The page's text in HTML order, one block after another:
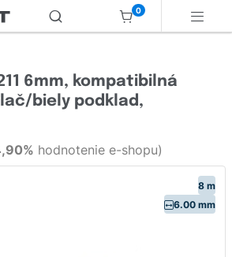
0
8 m
6.00 mm
211 6mm, kompatibilná
biely podklad,
hodnotenie e-shopu)